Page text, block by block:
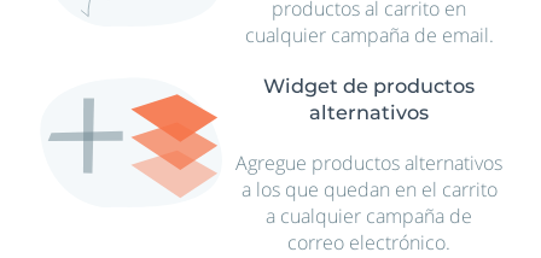
productos al carrito en
cualquier campaña de email.
Widget de productos
alternativos
Agregue productos alternativos
a los que quedan en el carrito
a cualquier campaña de
correo electrónico.